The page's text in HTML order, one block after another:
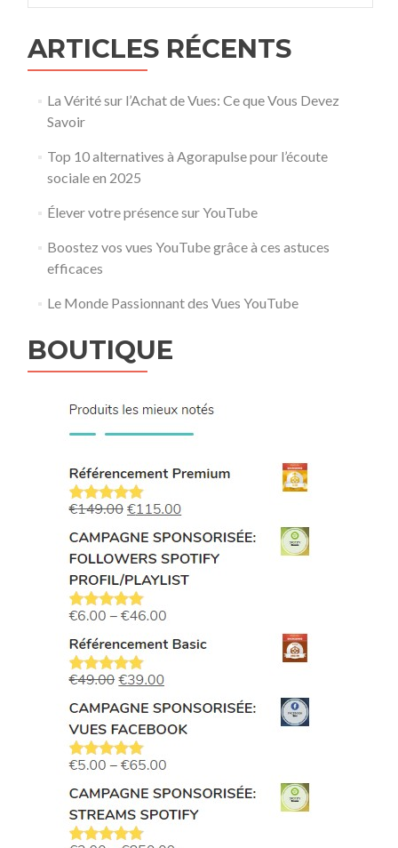
ARTICLES RÉCENTS
La Vérité sur l’Achat de Vues: Ce que Vous Devez
Savoir
Top 10 alternatives à Agorapulse pour l’écoute
sociale en 2025
Élever votre présence sur YouTube
Boostez vos vues YouTube grâce à ces astuces
efficaces
Le Monde Passionnant des Vues YouTube
BOUTIQUE